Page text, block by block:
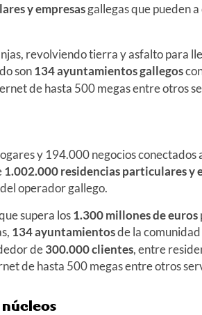
y empresasgallegas que pueden
revolviendo tierra y asfalto para
son134 ayuntamientos gallegos
de hasta 500 megas entre otros
y 194.000 negocios conectados
1.002.000 residencias particulares y
operador gallego.
supera los1.300 millones de euros
134 ayuntamientosde la
de300.000 clientes, entre
de hasta 500 megas entre otros